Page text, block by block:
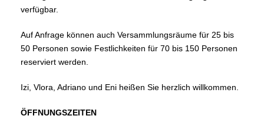
verfügbar.
Auf Anfrage können auch Versammlungsräume für 25 bis
50 Personen sowie Festlichkeiten für 70 bis 150 Personen
reserviert werden.
Izi, Vlora, Adriano und Eni heißen Sie herzlich willkommen.
ÖFFNUNGSZEITEN